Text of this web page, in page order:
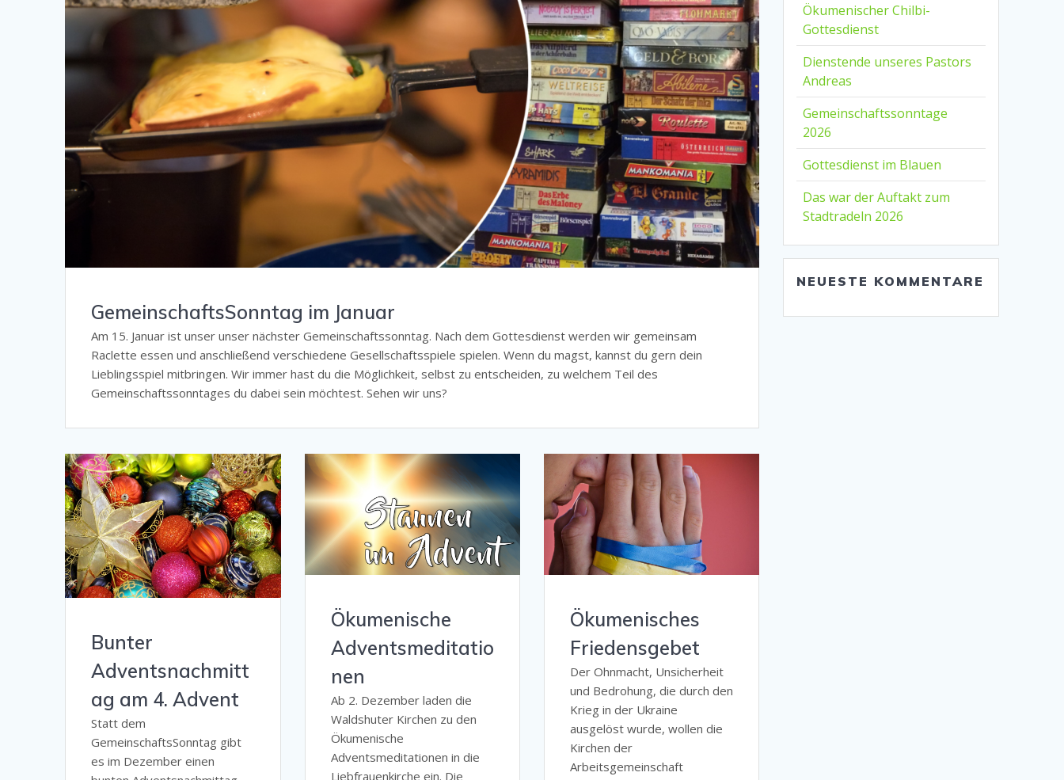
GemeinschaftsSonntag im Januar
Am 15. Januar ist unser unser nächster Gemeinschaftssonntag. Nach dem Gottesdienst werden wir gemeinsam
Raclette essen und anschließend verschiedene Gesellschaftsspiele spielen. Wenn du magst, kannst du gern dein
Lieblingsspiel mitbringen. Wir immer hast du die Möglichkeit, selbst zu entscheiden, zu welchem Teil des
Gemeinschaftssonntages du dabei sein möchtest. Sehen wir uns?
Bunter
Adventsnachmitt
ag am 4. Advent
Statt dem
GemeinschaftsSonntag gibt
es im Dezember einen
Ökumenische
Adventsmeditatio
nen
Ab 2. Dezember laden die
Waldshuter Kirchen zu den
Ökumenische
Adventsmeditationen in die
Liebfrauenkirche ein. Die
Ökumenisches
Friedensgebet
Der Ohnmacht, Unsicherheit
und Bedrohung, die durch den
Krieg in der Ukraine
ausgelöst wurde, wollen die
Kirchen der
Arbeitsgemeinschaft
Ökumenischer Chilbi-
Gottesdienst
Dienstende unseres Pastors
Andreas
Gemeinschaftssonntage
2026
Gottesdienst im Blauen
Das war der Auftakt zum
Stadtradeln 2026
NEUESTE KOMMENTARE